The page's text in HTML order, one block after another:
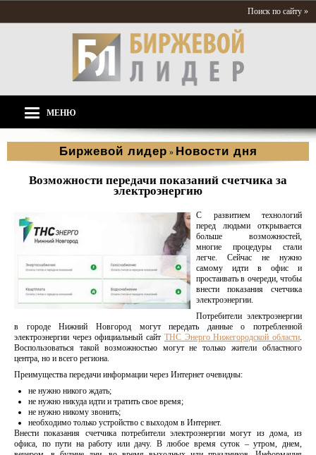
Поиск по сайту »
МЕНЮ
Биржевой лидер » Новости дня
Возможности передачи показаний счетчика за
электроэнергию
С развитием технологий
перед людьми открывается
больше возможностей,
многие процедуры стали
легче. Сейчас не нужно
самому идти в офис и
простаивать в очереди, чтобы
внести показания счетчика
электроэнергии.
Потребители электроэнергии
в городе Нижний Новгород могут передать данные о потребленной
электроэнергии через официальный сайт ТНС Энерго Нижегородской области.
Воспользоваться такой возможностью могут не только жители областного
центра, но и всего региона.
Преимущества передачи информации через Интернет очевидны:
не нужно никого ждать;
не нужно никуда идти и тратить свое время;
не нужно никому звонить;
необходимо только устройство с выходом в Интернет.
Внести показания счетчика потребители электроэнергии могут из дома, из
офиса, по пути на работу или дачу. В любое время суток – утром, днем,